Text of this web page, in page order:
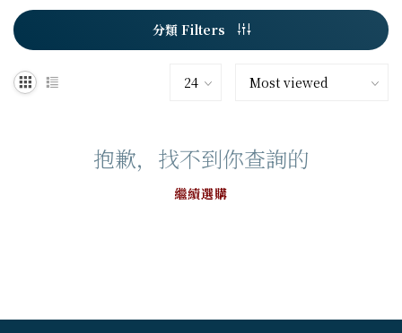
分類 Filters
抱歉，找不到你查詢的
繼續選購